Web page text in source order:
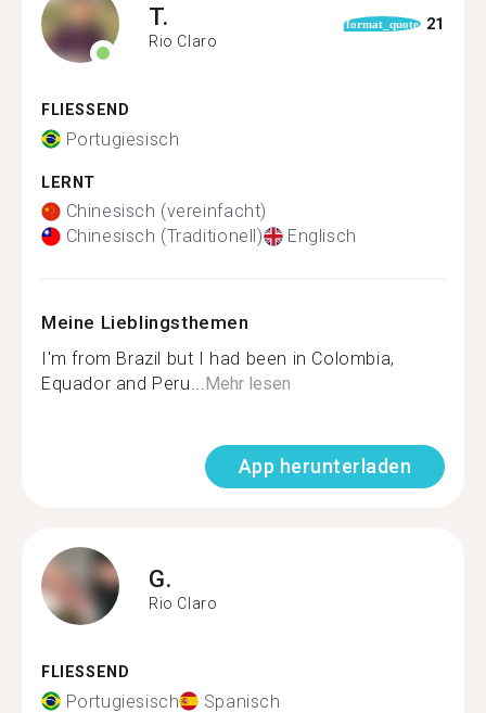
T.
Rio Claro
format_quote 21
FLIESSEND
Portugiesisch
LERNT
Chinesisch (vereinfacht)
Chinesisch (Traditionell)
Englisch
Meine Lieblingsthemen
I'm from Brazil but I had been in Colombia,
Equador and Peru...Mehr lesen
App herunterladen
G.
Rio Claro
FLIESSEND
Portugiesisch Spanisch